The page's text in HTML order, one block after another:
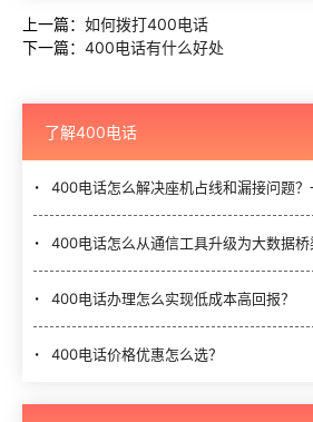
上一篇： 如何拨打400电话
下一篇： 400电话有什么好处
了解400电话
400电话怎么解决座机占线和漏接问题
400电话怎么从通信工具升级为大数据桥
400电话办理怎么实现低成本高回报？
400电话价格优惠怎么选？